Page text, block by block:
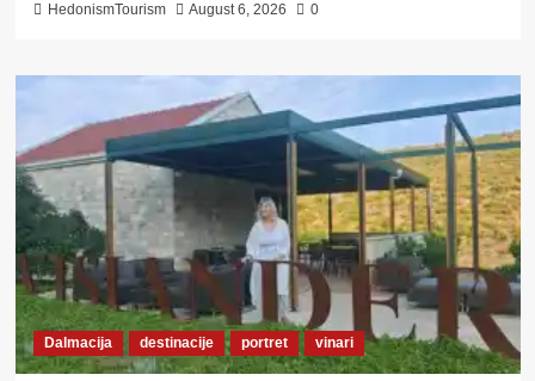
HedonismTourism August 6, 2026 0
Dalmacija destinacije portret vinari